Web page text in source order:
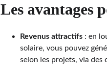
Les avantages
Revenus attractifs : en
solaire, vous pouvez
selon les projets, via des